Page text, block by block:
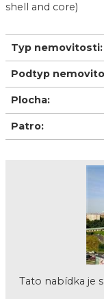
shell and core)
Typ nemovitosti:
Podtyp
Plocha:
Patro:
Tato nabídka je